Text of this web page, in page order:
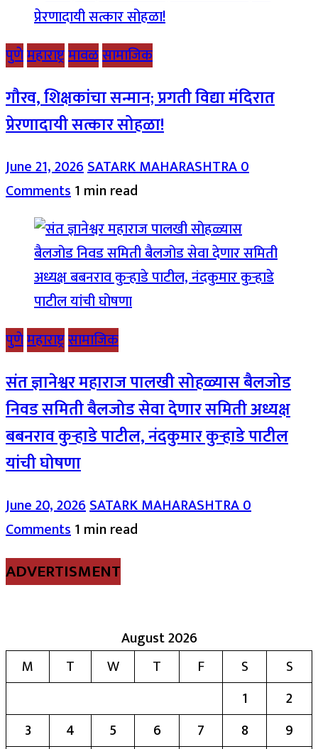
पुणेमहाराष्ट्रमावळसामाजिक
गौरव, शिक्षकांचा सन्मान; प्रगती विद्या मंदिरात
प्रेरणादायी सत्कार सोहळा!
June 21, 2026SATARK MAHARASHTRA0
Comments1 min read
पुणेमहाराष्ट्रसामाजिक
संत ज्ञानेश्वर महाराज पालखी सोहळ्यास बैलजोड
निवड समिती बैलजोड सेवा देणार समिती अध्यक्ष
बबनराव कुऱ्हाडे पाटील, नंदकुमार कुऱ्हाडे पाटील
यांची घोषणा
June 20, 2026SATARK MAHARASHTRA0
Comments1 min read
ADVERTISMENT
August 2026
M
T W T F S
S
1
2
3
4 5 6 7 8 9